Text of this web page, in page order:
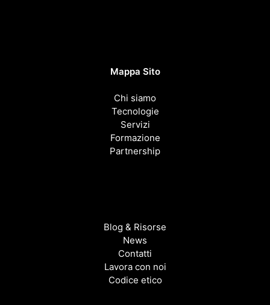
Mappa Sito
Chi siamo
Tecnologie
Servizi
Formazione
Partnership
Blog & Risorse
News
Contatti
Lavora con noi
Codice etico